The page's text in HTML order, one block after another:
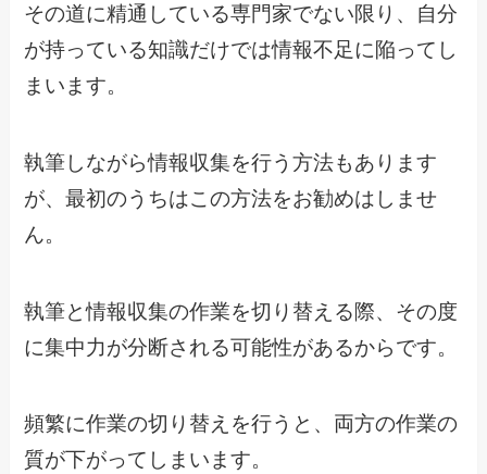
その道に精通している専門家でない限り、自分
が持っている知識だけでは情報不足に陥ってし
まいます。
執筆しながら情報収集を行う方法もあります
が、最初のうちはこの方法をお勧めはしませ
ん。
執筆と情報収集の作業を切り替える際、その度
に集中力が分断される可能性があるからです。
頻繁に作業の切り替えを行うと、両方の作業の
質が下がってしまいます。